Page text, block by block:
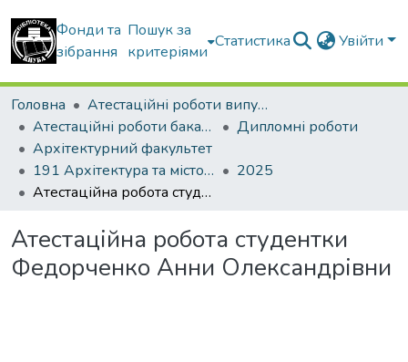
Фонди та
зібрання
Пошук за
критеріями
Статистика Увійти
Головна
Атестаційні роботи випускників
Атестаційні роботи бакалаврів
Дипломні роботи
Архітектурний факультет
191 Архітектура та містобудування
2025
Атестаційна робота студентки Федорченко Анни Олександрівни
Атестаційна робота студентки
Федорченко Анни Олександрівни